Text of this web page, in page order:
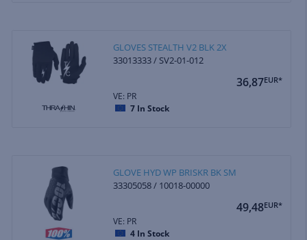
GLOVES STEALTH V2 BLK 2X
33013333 / SV2-01-012
36,87EUR*
VE: PR
7 In Stock
GLOVE HYD WP BRISKR BK SM
33305058 / 10018-00000
49,48EUR*
VE: PR
4 In Stock